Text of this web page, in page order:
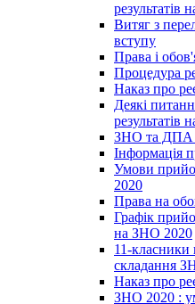
результатів
Витяг з
вступу
Права і
Процедура
Наказ про
Деякі
результатів
ЗНО та ДПА
Інформація
Умови
2020
Права на
Графік
на ЗНО 2020
11-класники
складання
Наказ про
ЗНО 2020 :